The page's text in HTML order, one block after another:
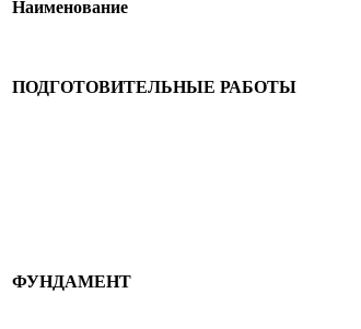
Наименование
ПОДГОТОВИТЕЛЬНЫЕ РАБОТЫ
ФУНДАМЕНТ